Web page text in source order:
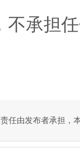
不承担
任由发布者承担，